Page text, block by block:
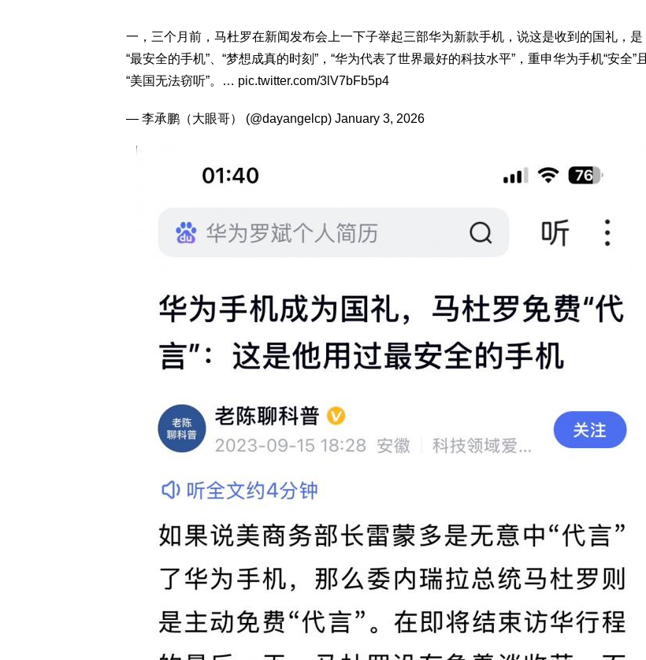
一，三个月前，马杜罗在新闻发布会上一下子举起三部华为新款手机，说这是收到的国礼，是
“最安全的手机”、“梦想成真的时刻”，“华为代表了世界最好的科技水平”，重申华为手机“安全”且
“美国无法窃听”。… pic.twitter.com/3lV7bFb5p4
— 李承鹏（大眼哥） (@dayangelcp) January 3, 2026